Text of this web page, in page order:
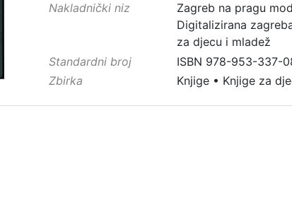
Nakladnički niz
Zagreb na pragu
Digitalizirana
za djecu i mladež
Standardni broj
ISBN 978-953-337-
Zbirka
Knjige• Knjige za